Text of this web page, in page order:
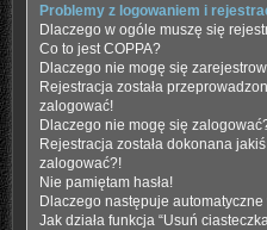
Problemy z logowaniem i
Dlaczego w ogóle muszę się
Co to jest COPPA?
Dlaczego nie mogę się
Rejestracja została
zalogować!
Dlaczego nie mogę się
Rejestracja została dokonana
zalogować?!
Nie pamiętam hasła!
Dlaczego następuje
Jak działa funkcja “Usuń